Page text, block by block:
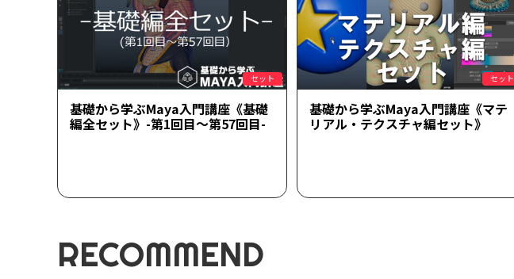
セット
基礎から学ぶMaya入門講座《基礎
編全セット》-第1回目～第57回目-
セット
基礎から学ぶMaya入門講座《マテ
リアル・テクスチャ編セット》
RECOMMEND